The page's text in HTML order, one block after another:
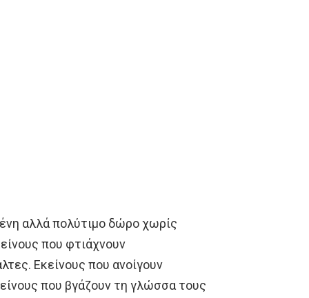
αλλά πολύτιμο δώρο χωρίς
που φτιάχνουν
Εκείνους που ανοίγουν
που βγάζουν τη γλώσσα τους